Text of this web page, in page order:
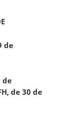
de
de
de 30 de